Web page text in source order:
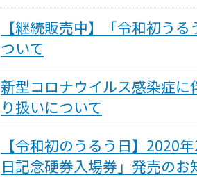
【継続販売中】「令和初う
ついて
新型コロナウイルス感染症
り扱いについて
【令和初のうるう日】2020
日記念硬券入場券」発売のお